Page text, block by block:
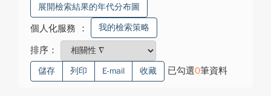
展開檢索結果的年代分布圖
個人化服務 ： 我的檢索策略
排序：
儲存 列印 E-mail 收藏 已勾選0筆資料